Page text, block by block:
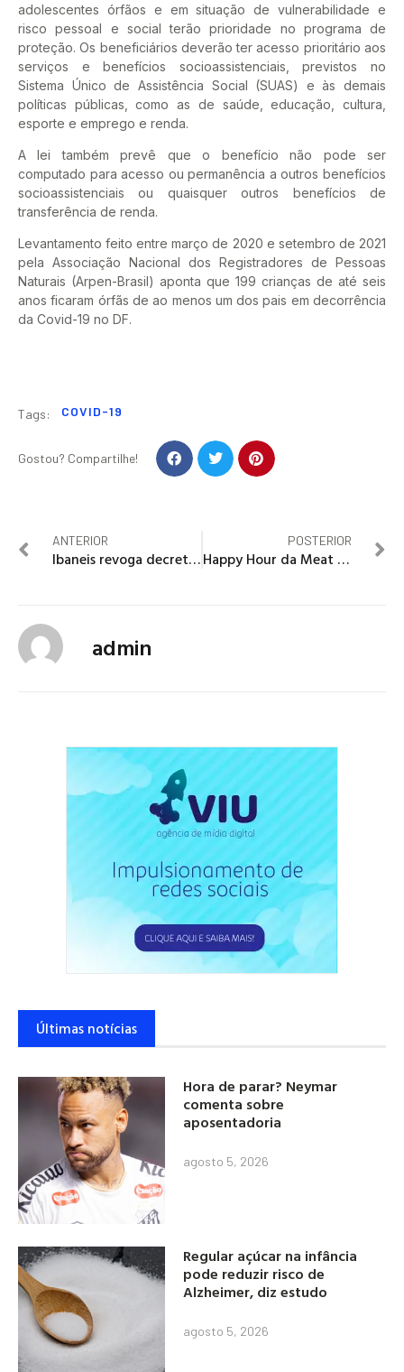
adolescentes órfãos e em situação de vulnerabilidade e
risco pessoal e social terão prioridade no programa de
proteção. Os beneficiários deverão ter acesso prioritário aos
serviços e benefícios socioassistenciais, previstos no
Sistema Único de Assistência Social (SUAS) e às demais
políticas públicas, como as de saúde, educação, cultura,
esporte e emprego e renda.
A lei também prevê que o benefício não pode ser
computado para acesso ou permanência a outros benefícios
socioassistenciais ou quaisquer outros benefícios de
transferência de renda.
Levantamento feito entre março de 2020 e setembro de 2021
pela Associação Nacional dos Registradores de Pessoas
Naturais (Arpen-Brasil) aponta que 199 crianças de até seis
anos ficaram órfãs de ao menos um dos pais em decorrência
da Covid-19 no DF.
Tags: COVID-19
Gostou? Compartilhe!
ANTERIOR
Ibaneis revoga decreto de estado de calamidade pública no DF
POSTERIOR
Happy Hour da Meat House Prime é a boa para os amantes de carnes etc
admin
Últimas notícias
Hora de parar? Neymar
comenta sobre
aposentadoria
agosto 5, 2026
Regular açúcar na infância
pode reduzir risco de
Alzheimer, diz estudo
agosto 5, 2026